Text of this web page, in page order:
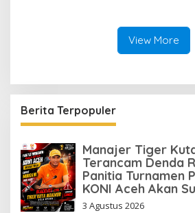
View More
Berita Terpopuler
Manajer Tiger
Terancam Denda
Panitia Turnamen
KONI Aceh Akan
3 Agustus 2026